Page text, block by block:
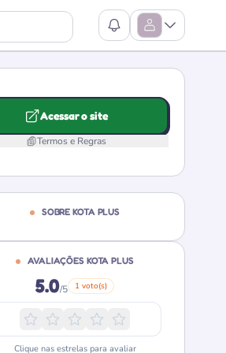
Ver Notificações
Abrir Menu
Acessar o site
Termos e Regras
SOBRE KOTA PLUS
AVALIAÇÕES KOTA PLUS
5.0/5 1 voto(s)
Clique nas estrelas para avaliar